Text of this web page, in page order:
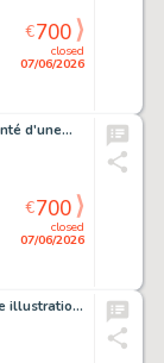
closed
07/06/2026
€700
d'une…
closed
07/06/2026
€700
Blacksad 2 et 3 agrémentés d'une illustration…